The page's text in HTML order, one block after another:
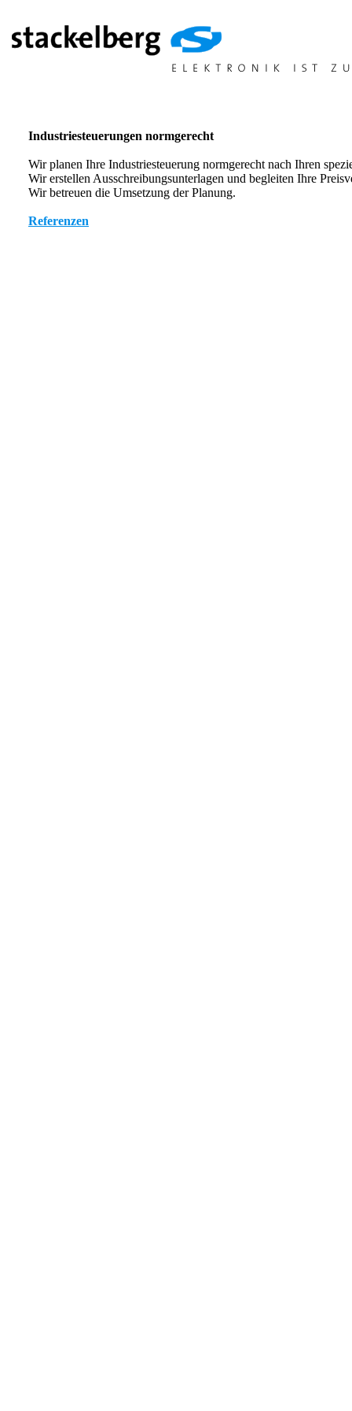
Industriesteuerungen normgerecht
Wir planen Ihre Industriesteuerung normgerecht nach Ihren
Wir erstellen Ausschreibungsunterlagen und begleiten Ihre
Wir betreuen die Umsetzung der Planung.
Referenzen